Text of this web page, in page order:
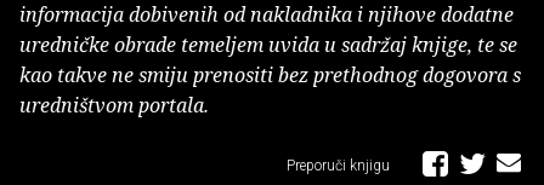
informacija dobivenih od nakladnika i njihove dodatne
uredničke obrade temeljem uvida u sadržaj knjige, te se
kao takve ne smiju prenositi bez prethodnog dogovora s
uredništvom portala.
Preporuči knjigu